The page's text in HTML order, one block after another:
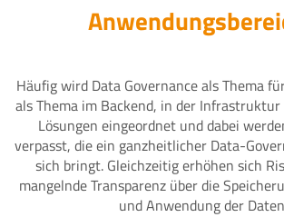
Häufig wird Data Governance als Thema
als Thema im Backend, in der
Lösungen eingeordnet und dabei
verpasst, die ein ganzheitlicher Data-
sich bringt. Gleichzeitig erhöhen sich
mangelnde Transparenz über die
und Anwendung der